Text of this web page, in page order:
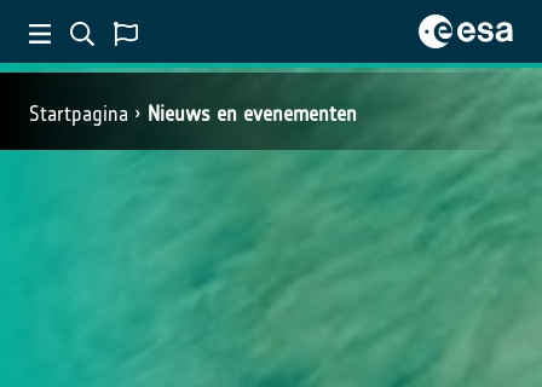
Startpagina Nieuws en evenementen